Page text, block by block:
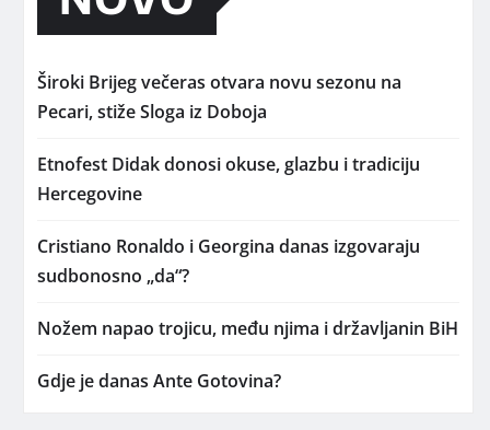
Široki Brijeg večeras otvara novu sezonu na
Pecari, stiže Sloga iz Doboja
Etnofest Didak donosi okuse, glazbu i tradiciju
Hercegovine
Cristiano Ronaldo i Georgina danas izgovaraju
sudbonosno „da“?
Nožem napao trojicu, među njima i državljanin BiH
Gdje je danas Ante Gotovina?